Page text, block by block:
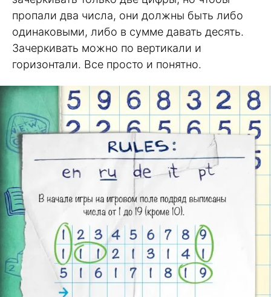
пропали два числа, они должны быть либо
одинаковыми, либо в сумме давать десять.
Зачеркивать можно по вертикали и
горизонтали. Все просто и понятно.